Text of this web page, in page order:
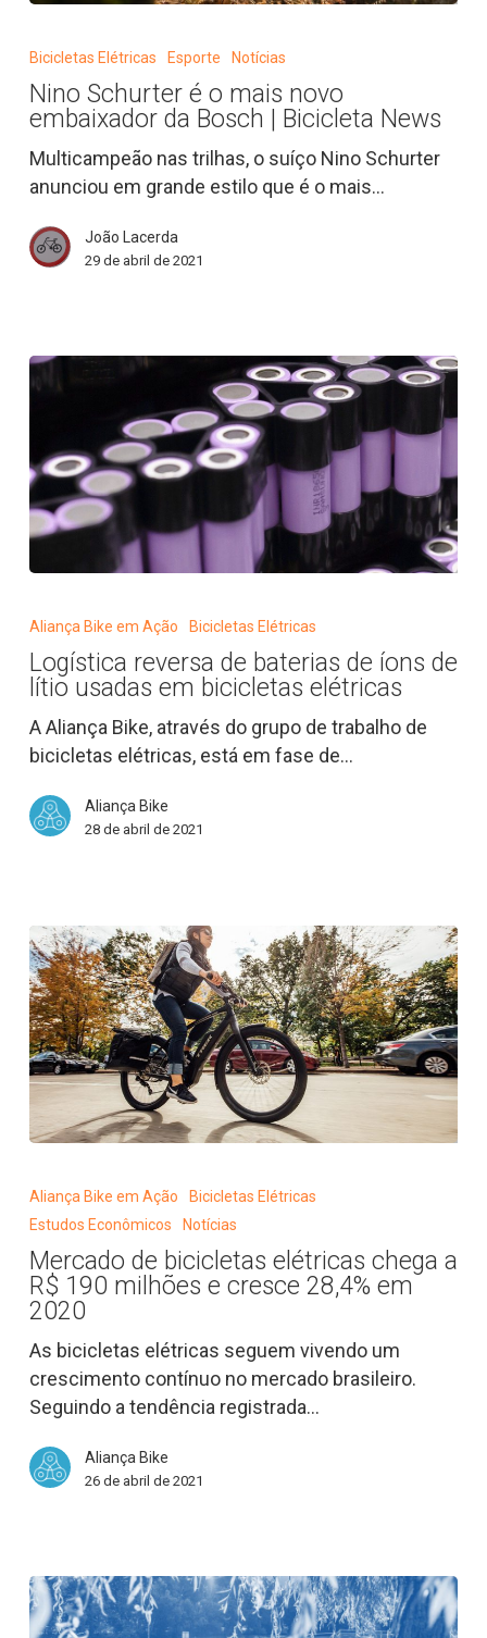
o
mais
novo
embaixador
Bosch
Bicicletas Elétricas Esporte Notícias
Nino Schurter é o mais novo
embaixador da Bosch | Bicicleta News
Multicampeão nas trilhas, o suíço Nino Schurter
anunciou em grande estilo que é o mais…
João Lacerda
29 de abril de 2021
baterias
de
íons
de
usadas
em
Aliança Bike em Ação Bicicletas Elétricas
Logística reversa de baterias de íons de
lítio usadas em bicicletas elétricas
A Aliança Bike, através do grupo de trabalho de
bicicletas elétricas, está em fase de…
Aliança Bike
28 de abril de 2021
bicicletas
chega
a
R$
190
milhões
e
28,4%
em
Aliança Bike em Ação
Bicicletas Elétricas
Estudos Econômicos
Notícias
Mercado de bicicletas elétricas chega a
R$ 190 milhões e cresce 28,4% em
2020
As bicicletas elétricas seguem vivendo um
crescimento contínuo no mercado brasileiro.
Seguindo a tendência registrada…
Aliança Bike
26 de abril de 2021